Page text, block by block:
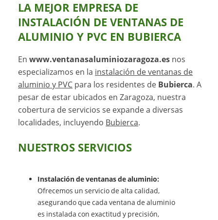
LA MEJOR EMPRESA DE
INSTALACIÓN DE VENTANAS DE
ALUMINIO Y PVC EN BUBIERCA
Enwww.ventanasaluminiozaragoza.es nos
especializamos en la instalación de ventanas de
aluminio y PVC para los residentes de Bubierca. A
pesar de estar ubicados en Zaragoza, nuestra
cobertura de servicios se expande a diversas
localidades, incluyendo Bubierca.
NUESTROS SERVICIOS
Instalación de ventanas de aluminio:
Ofrecemos un servicio de alta calidad,
asegurando que cada ventana de aluminio
es instalada con exactitud y precisión,